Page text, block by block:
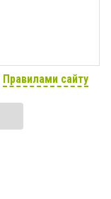
Правилами сайту